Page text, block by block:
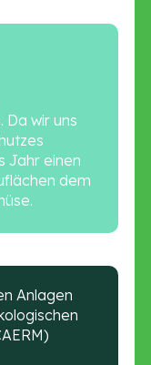
Da wir uns
Jahr einen
dem
Anlagen